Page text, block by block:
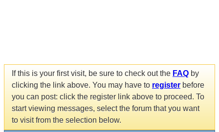
If this is your first visit, be sure to check out the FAQ by
clicking the link above. You may have to register before
you can post: click the register link above to proceed. To
start viewing messages, select the forum that you want
to visit from the selection below.